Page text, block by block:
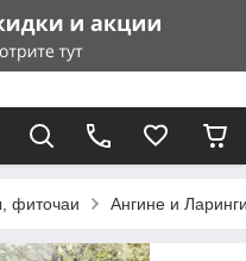
фиточаи Ангине и